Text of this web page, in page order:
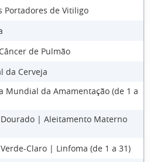
Portadores de Vitiligo
de Pulmão
da Cerveja
Mundial da Amamentação (de 1 a
| Aleitamento Materno
Claro | Linfoma (de 1 a 31)